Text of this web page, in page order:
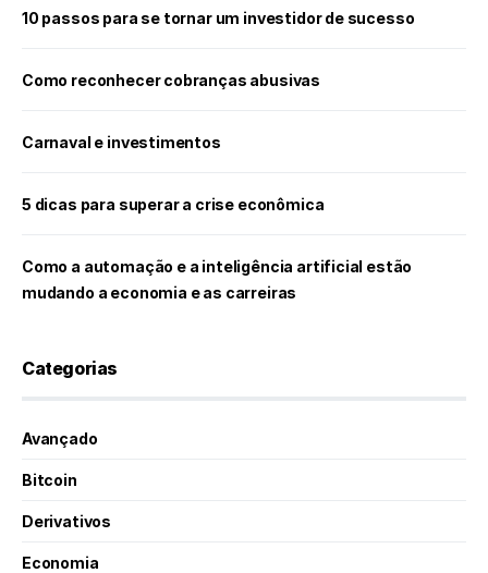
10 passos para se tornar um investidor de sucesso
Como reconhecer cobranças abusivas
Carnaval e investimentos
5 dicas para superar a crise econômica
Como a automação e a inteligência artificial estão
mudando a economia e as carreiras
Categorias
Avançado
Bitcoin
Derivativos
Economia